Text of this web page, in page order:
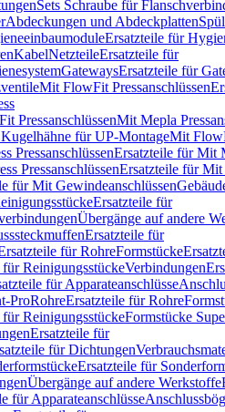
Sets Schraube für
Abdeckungen und Abdeckplatten
Ersatzteile für
KabelNetzteileErsatzteile für
GatewaysErsatzteile für
Mit FlowFit Pressanschlüssen
PressanschlüssenMit Mepla
für UP-MontageMit
PressanschlüssenErsatzteile für Mit
PressanschlüssenErsatzteile für Mit
für Mit Gewindeanschlüssen
Ersatzteile für
Übergänge auf andere
Ersatzteile für
für RohreFormstücke
für ReinigungsstückeVerbindungen
für Apparateanschlüsse
ProRohreErsatzteile für Rohre
für ReinigungsstückeFormstücke
Ersatzteile für
für Dichtungen
Ersatzteile für
Übergänge auf andere Werkstoffe
für Apparateanschlüsse